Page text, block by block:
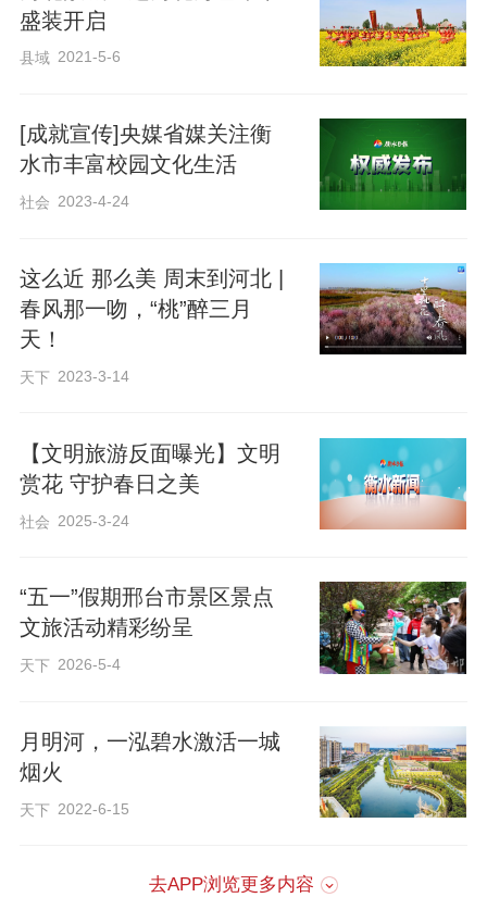
盛装开启
县域 2021-5-6
[成就宣传]央媒省媒关注衡
水市丰富校园文化生活
社会 2023-4-24
这么近 那么美 周末到河北 |
春风那一吻，“桃”醉三月
天！
天下 2023-3-14
【文明旅游反面曝光】文明
赏花 守护春日之美
社会 2025-3-24
“五一”假期邢台市景区景点
文旅活动精彩纷呈
天下 2026-5-4
月明河，一泓碧水激活一城
烟火
天下 2022-6-15
去APP浏览更多内容